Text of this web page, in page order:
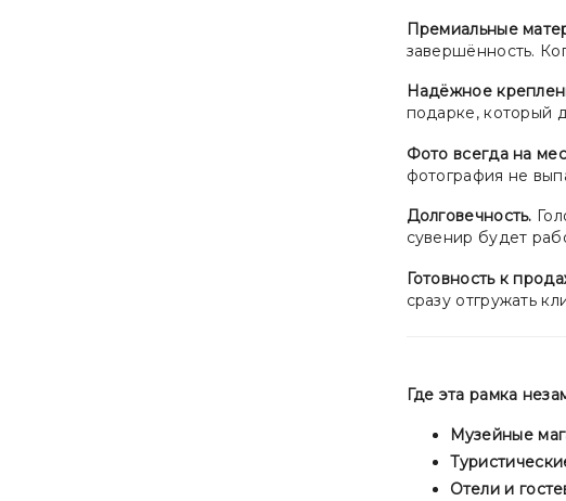
Премиальные
завершённость.
Надёжное
подарке, который
Фото всегда на
фотография не
Долговечность.
сувенир будет
Готовность к
сразу отгружать
Где эта рамка
Музейные
Отели и